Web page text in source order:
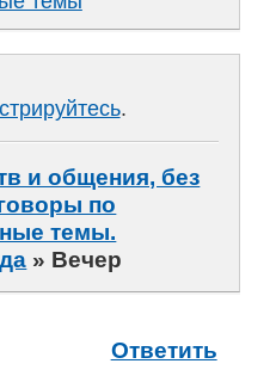
.
и общения, без
по
темы.
» Вечер
Ответить